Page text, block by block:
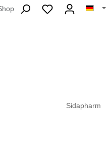
Sidapharm